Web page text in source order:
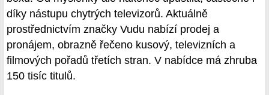
díky nástupu chytrých televizorů. Aktuálně
prostřednictvím značky Vudu nabízí prodej a
pronájem, obrazně řečeno kusový, televizních a
filmových pořadů třetích stran. V nabídce má zhruba
150 tisíc titulů.